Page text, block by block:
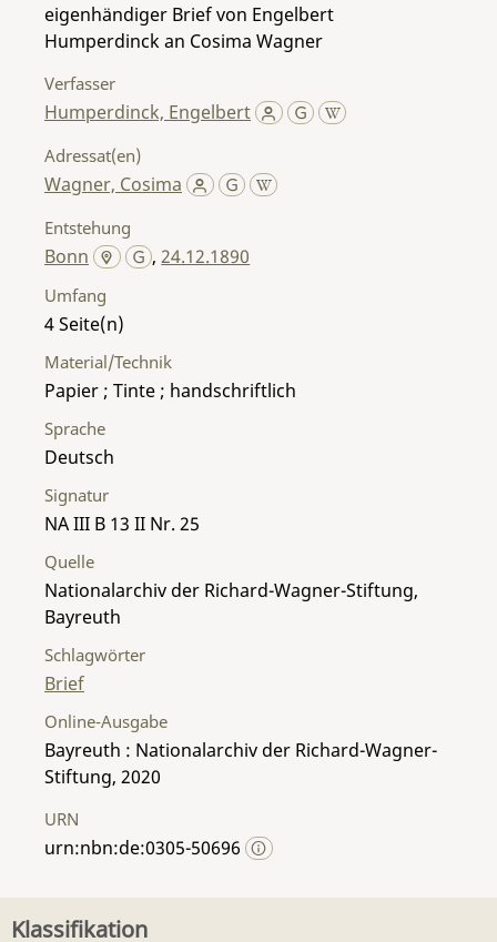
eigenhändiger Brief von Engelbert
Humperdinck an Cosima Wagner
Verfasser
Humperdinck, Engelbert
Adressat(en)
Wagner, Cosima
Entstehung
Bonn ,24.12.1890
Umfang
4
Material/Technik
Papier ; Tinte ; handschriftlich
Sprache
Deutsch
Signatur
NA III B 13 II Nr. 25
Quelle
Nationalarchiv der Richard-Wagner-Stiftung,
Bayreuth
Schlagwörter
Brief
Online-Ausgabe
Bayreuth : Nationalarchiv der Richard-Wagner-
Stiftung, 2020
URN
urn:nbn:de:0305-50696
Klassifikation